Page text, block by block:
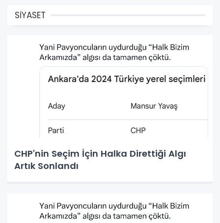
SİYASET
CHP'nin Seçim İçin Halka Direttiği Algı
Artık Sonlandı